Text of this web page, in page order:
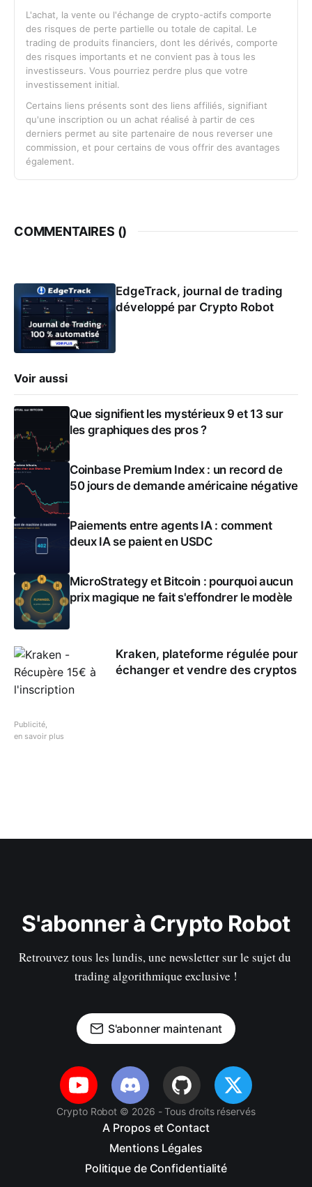
L'achat, la vente ou l'échange de crypto-actifs comporte
des risques de perte partielle ou totale de capital. Le
trading de produits financiers, dont les dérivés, comporte
des risques importants et ne convient pas à tous les
investisseurs. Vous pourriez perdre plus que votre
investissement initial.
Certains liens présents sont des liens affiliés, signifiant
qu'une inscription ou un achat réalisé à partir de ces
derniers permet au site partenaire de nous reverser une
commission, et pour certains de vous offrir des avantages
également.
COMMENTAIRES ()
EdgeTrack, journal de trading
développé par Crypto Robot
Voir aussi
Que signifient les mystérieux 9 et 13 sur
les graphiques des pros ?
Coinbase Premium Index : un record de
50 jours de demande américaine négative
Paiements entre agents IA : comment
deux IA se paient en USDC
MicroStrategy et Bitcoin : pourquoi aucun
prix magique ne fait s'effondrer le modèle
Kraken, plateforme régulée pour
échanger et vendre des cryptos
Publicité,
en savoir plus
S'abonner à Crypto Robot
Retrouvez tous les lundis, une newsletter sur le sujet du
trading algorithmique exclusive !
S'abonner maintenant
Crypto Robot © 2026 - Tous droits réservés
A Propos et Contact
Mentions Légales
Politique de Confidentialité